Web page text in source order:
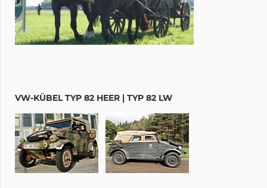
VW-KÜBEL TYP 82 HEER | TYP 82 LW